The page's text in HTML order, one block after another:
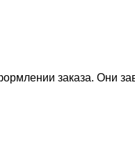
заказа. Они